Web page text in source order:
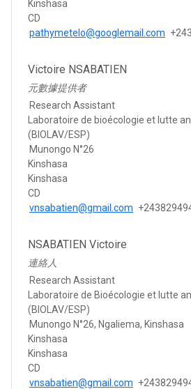
Kinshasa
CD
pathymetelo@googlemail.com
Victoire NSABATIEN
元數據提供者
Research Assistant
Laboratoire de bioécologie et lutte
(BIOLAV/ESP)
Munongo N°26
Kinshasa
Kinshasa
CD
vnsabatien@gmail.com
NSABATIEN Victoire
連絡人
Research Assistant
Laboratoire de Bioécologie et lutte
(BIOLAV/ESP)
Munongo N°26, Ngaliema, Kinshasa
Kinshasa
Kinshasa
CD
vnsabatien@gmail.com